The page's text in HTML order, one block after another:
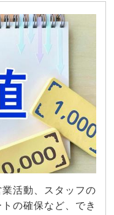
活動、スタッフの
の確保など、でき